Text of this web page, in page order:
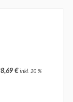
€ inkl. 20 %